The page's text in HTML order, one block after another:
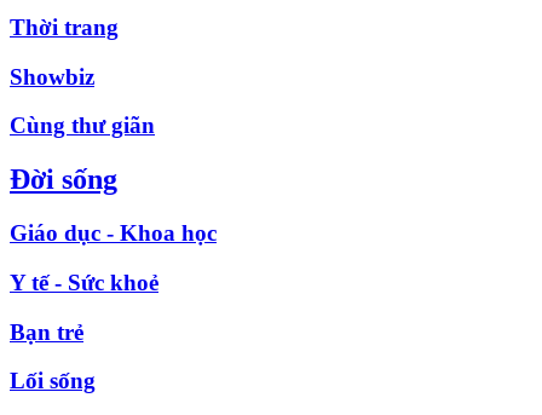
Thời trang
Showbiz
Cùng thư giãn
Đời sống
Giáo dục - Khoa học
Y tế - Sức khoẻ
Bạn trẻ
Lối sống